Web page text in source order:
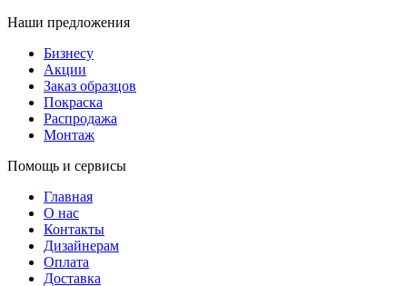
Наши предложения
Бизнесу
Акции
Заказ образцов
Покраска
Распродажа
Монтаж
Помощь и сервисы
Главная
О нас
Контакты
Дизайнерам
Оплата
Доставка